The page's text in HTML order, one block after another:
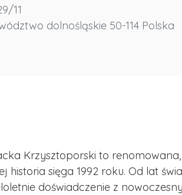
11
dolnośląskie 50-114 Polska
Krzysztoporski to
historia sięga 1992 roku. Od lat
doświadczenie z